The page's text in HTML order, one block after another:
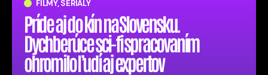
FILMY, SERIÁLY
Príde aj do kín na Slovensku.
Dychberúce sci-fi spracovaním
ohromilo ľudí aj expertov